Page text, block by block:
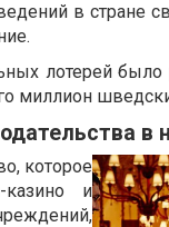
в стране
лотерей
миллион
в
которое
казино и